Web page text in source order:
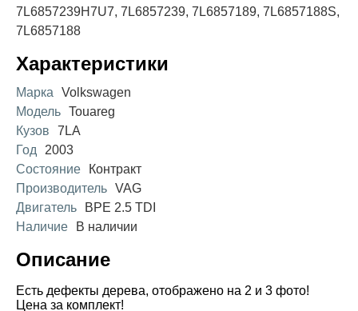
7L6857239H7U7, 7L6857239, 7L6857189, 7L6857188S,
7L6857188
Характеристики
Марка
Volkswagen
Модель Touareg
Кузов
7LA
Год
2003
Состояние
Контракт
Производитель VAG
Двигатель
BPE 2.5 TDI
Наличие
В наличии
Описание
Есть дефекты дерева, отображено на 2 и 3 фото!
Цена за комплект!